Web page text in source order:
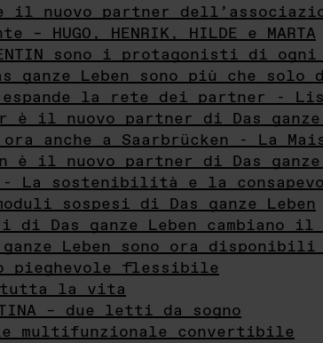
è il nuovo partner
– HUGO, HENRIK, HILDE e MARTA
sono i protagonisti di
ganze Leben sono più che
espande la rete dei partner -
è il nuovo partner di Das ganze
ora anche a Saarbrücken - La
è il nuovo partner di Das ganze
- La sostenibilità e la
sospesi di Das ganze Leben
di Das ganze Leben cambiano il
Leben sono ora disponibili
pieghevole flessibile
tutta la vita
– due letti da sogno
multifunzionale convertibile